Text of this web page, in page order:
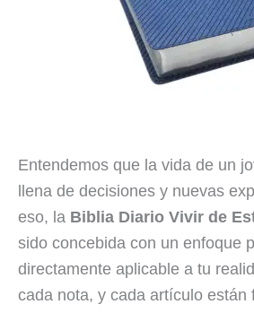
Entendemos que la vida de un
llena de decisiones y nuevas
eso, la Biblia Diario Vivir de
sido concebida con un enfoque
directamente aplicable a tu
cada nota, y cada artículo están